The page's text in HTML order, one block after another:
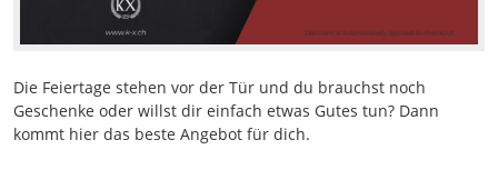
Die Feiertage stehen vor der Tür und du brauchst noch
Geschenke oder willst dir einfach etwas Gutes tun? Dann
kommt hier das beste Angebot für dich.